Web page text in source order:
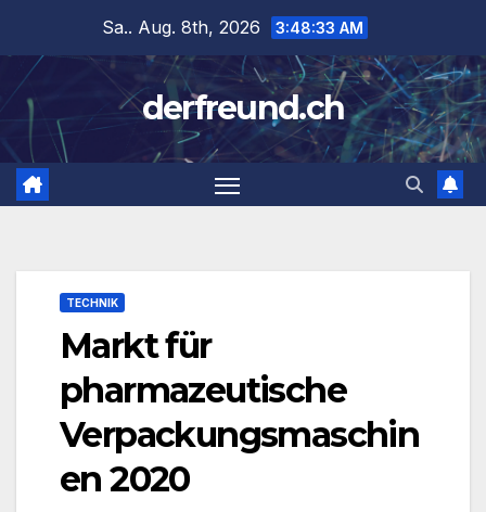
springen
Sa.. Aug. 8th, 2026 3:48:34 AM
derfreund.ch
TECHNIK
Markt für
pharmazeutische
Verpackungsmaschin
en 2020